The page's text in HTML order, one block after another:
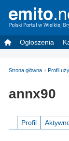
Ogłoszenia
Strona główna Profil
annx90
Profil